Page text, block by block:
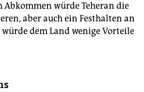
Abkommen würde Teheran die
aber auch ein Festhalten an
dem Land wenige Vorteile